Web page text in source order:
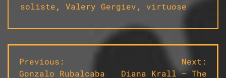
soliste, Valery Gergiev, virtuose
Navigation
Previous:
Gonzalo Rubalcaba
Next:
Diana Krall – The